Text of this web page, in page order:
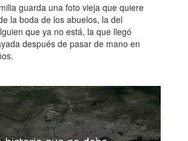
guarda una foto vieja que quiere
la boda de los abuelos, la del
que ya no está, la que llegó
después de pasar de mano en